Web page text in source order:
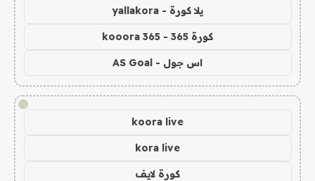
يلا كورة - yallakora
كورة 365 - kooora 365
اس جول - AS Goal
!
koora live
kora live
كورة لايف